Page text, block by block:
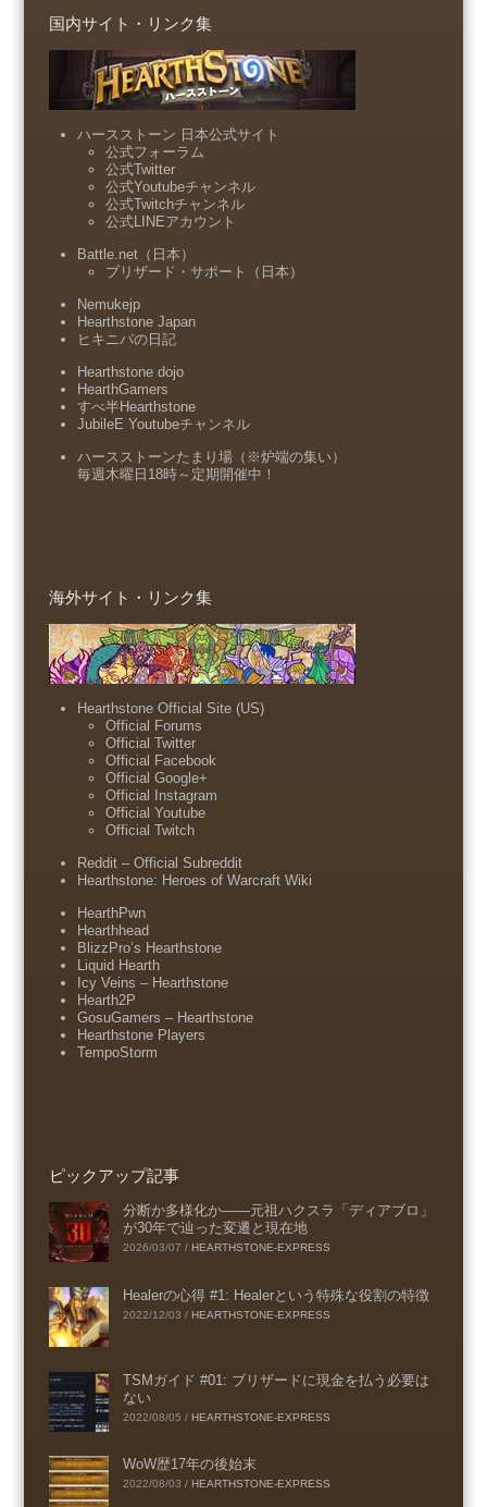
国内サイト・リンク集
ハースストーン 日本公式サイト
公式フォーラム
公式Twitter
公式Youtubeチャンネル
公式Twitchチャンネル
公式LINEアカウント
Battle.net（日本）
ブリザード・サポート（日本）
Nemukejp
Hearthstone Japan
ヒキニパの日記
Hearthstone dojo
HearthGamers
すべ半Hearthstone
JubileE Youtubeチャンネル
ハースストーンたまり場（※炉端の集い）
毎週木曜日18時～定期開催中！
海外サイト・リンク集
Hearthstone Official Site (US)
Official Forums
Official Twitter
Official Facebook
Official Google+
Official Instagram
Official Youtube
Official Twitch
Reddit – Official Subreddit
Hearthstone: Heroes of Warcraft Wiki
HearthPwn
Hearthhead
BlizzPro’s Hearthstone
Liquid Hearth
Icy Veins – Hearthstone
Hearth2P
GosuGamers – Hearthstone
Hearthstone Players
TempoStorm
ピックアップ記事
分断か多様化か――元祖ハクスラ「ディアブロ」
が30年で辿った変遷と現在地
2026/03/07 / HEARTHSTONE-EXPRESS
Healerの心得 #1: Healerという特殊な役割の特徴
2022/12/03 / HEARTHSTONE-EXPRESS
TSMガイド #01: ブリザードに現金を払う必要は
ない
2022/08/05 / HEARTHSTONE-EXPRESS
WoW歴17年の後始末
2022/08/03 / HEARTHSTONE-EXPRESS